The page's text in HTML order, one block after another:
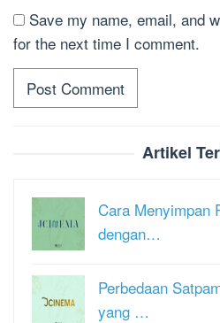
Save my name, email, and
for the next time I comment.
Artikel
Cara Menyimpan
dengan…
Perbedaan
yang …